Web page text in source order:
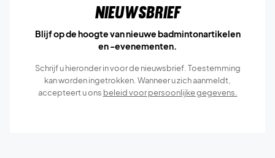
Nieuwsbrief
Blijf op de hoogte van nieuwe badmintonartikelen
en -evenementen.
Schrijf u hieronder in voor de nieuwsbrief. Toestemming
kan worden ingetrokken. Wanneer u zich aanmeldt,
accepteert u ons beleid voor persoonlijke gegevens.